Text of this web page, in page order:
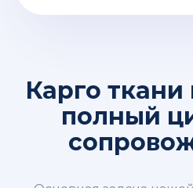
Карго ткани
полный